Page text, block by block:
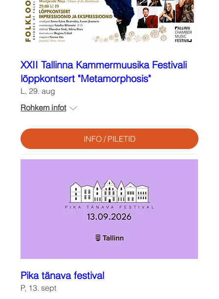
XXII Tallinna Kammermuusika Festivali
lõppkontsert "Metamorphosis"
L, 29. aug
Rohkem infot
INFO / PILETID
Pika tänava festival
P, 13. sept